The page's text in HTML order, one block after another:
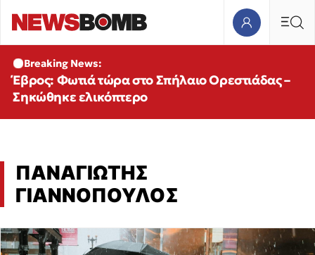
Breaking News:
Έβρος: Φωτιά τώρα στο Σπήλαιο Ορεστιάδας –
Σηκώθηκε ελικόπτερο
ΠΑΝΑΓΙΩΤΗΣ
ΓΙΑΝΝΟΠΟΥΛΟΣ